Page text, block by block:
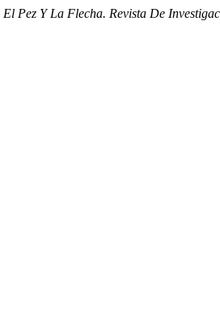
El Pez Y La Flecha. Revista De